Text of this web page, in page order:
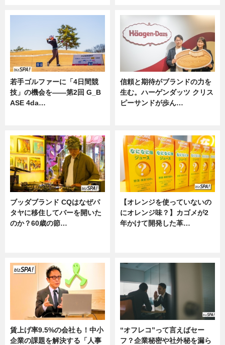
若手ゴルファーに「4日間競
技」の機会を——第2回 G_B
ASE 4da…
信頼と期待がブランドの力を
生む。ハーゲンダッツ クリス
ピーサンドが歩ん…
ブッダブランド CQはなぜパ
タヤに移住してバーを開いた
のか？60歳の節…
【オレンジを使っていないの
にオレンジ味？】カゴメが2
年かけて開発した革…
賃上げ率9.5%の会社も！中小
企業の課題を解決する「人事
“オフレコ”って言えばセー
フ？企業秘密や社外秘を漏ら